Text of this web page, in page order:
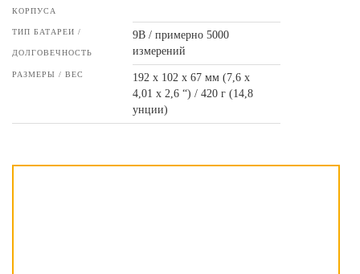
КОРПУСА
ТИП БАТАРЕИ /
ДОЛГОВЕЧНОСТЬ
9В / примерно 5000
измерений
РАЗМЕРЫ / ВЕС
192 х 102 х 67 мм (7,6 х
4,01 х 2,6 “) / 420 г (14,8
унции)